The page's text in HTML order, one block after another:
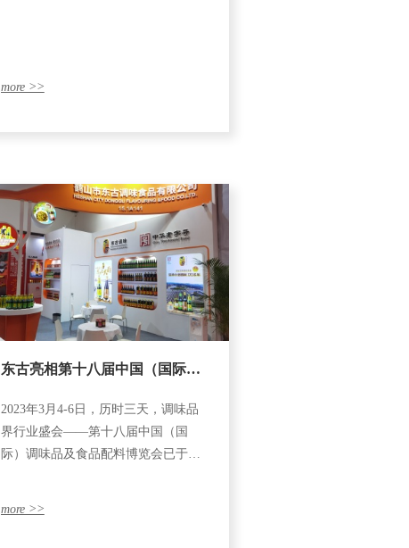
more >>
东古亮相第十八届中国（国际）
调味品及食品配料博览会
2023年3月4-6日，历时三天，调味品
界行业盛会——第十八届中国（国
际）调味品及食品配料博览会已于广
more >>